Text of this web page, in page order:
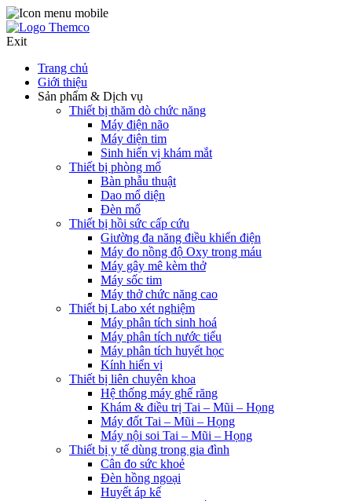
Exit
Trang chủ
Giới thiệu
Sản phẩm & Dịch vụ
Thiết bị thăm dò chức năng
Máy điện não
Máy điện tim
Sinh hiển vị khám mắt
Thiết bị phòng mổ
Bàn phẫu thuật
Dao mổ diện
Đèn mổ
Thiết bị hồi sức cấp cứu
Giường đa năng điều khiển điện
Máy đo nồng độ Oxy trong máu
Máy gây mê kèm thở
Máy sốc tim
Máy thở chức năng cao
Thiết bị Labo xét nghiệm
Máy phân tích sinh hoá
Máy phân tích nước tiểu
Máy phân tích huyết học
Kính hiển vị
Thiết bị liên chuyên khoa
Hệ thống máy ghế răng
Khám & điều trị Tai – Mũi – Họng
Máy đốt Tai – Mũi – Họng
Máy nội soi Tai – Mũi – Họng
Thiết bị y tế dùng trong gia đình
Cân đo sức khoẻ
Đèn hồng ngoại
Huyết áp kế